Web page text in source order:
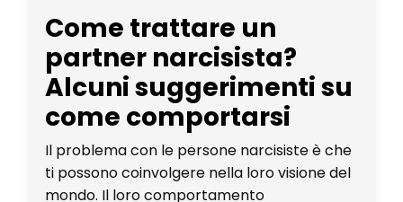
Come trattare un
partner narcisista?
Alcuni suggerimenti su
come comportarsi
Il problema con le persone narcisiste è che
ti possono coinvolgere nella loro visione del
mondo. Il loro comportamento